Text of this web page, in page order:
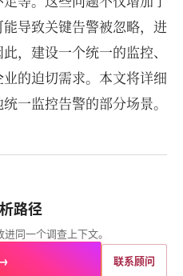
导致关键告警被忽略，进
，建设一个统一的监控、
的迫切需求。本文将详细
一监控告警的部分场景。
路径
同一个调查上下文。
联系顾问